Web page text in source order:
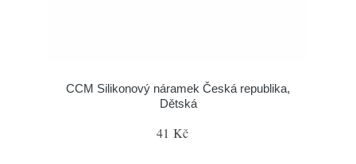
CCM Silikonový náramek Česká republika,
Dětská
41 Kč